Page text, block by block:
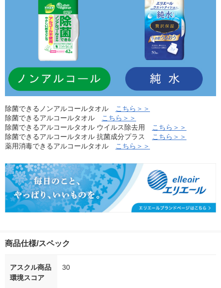
除菌できるノンアルコールタオル
こちら＞＞
除菌できるアルコールタオル
こちら＞＞
除菌できるアルコールタオル ウイルス除去用
こちら＞＞
除菌できるアルコールタオル 抗菌成分プラス
こちら＞＞
薬用消毒できるアルコールタオル
こちら＞＞
商品仕様/スペック
アスクル商品
環境スコア
30